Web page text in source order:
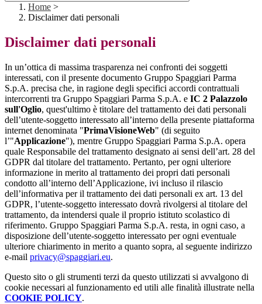
Home >
Disclaimer dati personali
Disclaimer dati personali
In un’ottica di massima trasparenza nei confronti dei soggetti
interessati, con il presente documento Gruppo Spaggiari Parma
S.p.A. precisa che, in ragione degli specifici accordi contrattuali
intercorrenti tra Gruppo Spaggiari Parma S.p.A. e IC 2 Palazzolo
sull'Oglio, quest'ultimo è titolare del trattamento dei dati personali
dell’utente-soggetto interessato all’interno della presente piattaforma
internet denominata "PrimaVisioneWeb" (di seguito
l’"Applicazione"), mentre Gruppo Spaggiari Parma S.p.A. opera
quale Responsabile del trattamento designato ai sensi dell’art. 28 del
GDPR dal titolare del trattamento. Pertanto, per ogni ulteriore
informazione in merito al trattamento dei propri dati personali
condotto all’interno dell’Applicazione, ivi incluso il rilascio
dell’informativa per il trattamento dei dati personali ex art. 13 del
GDPR, l’utente-soggetto interessato dovrà rivolgersi al titolare del
trattamento, da intendersi quale il proprio istituto scolastico di
riferimento. Gruppo Spaggiari Parma S.p.A. resta, in ogni caso, a
disposizione dell’utente-soggetto interessato per ogni eventuale
ulteriore chiarimento in merito a quanto sopra, al seguente indirizzo
e-mail privacy@spaggiari.eu.
Questo sito o gli strumenti terzi da questo utilizzati si avvalgono di
cookie necessari al funzionamento ed utili alle finalità illustrate nella
COOKIE POLICY.